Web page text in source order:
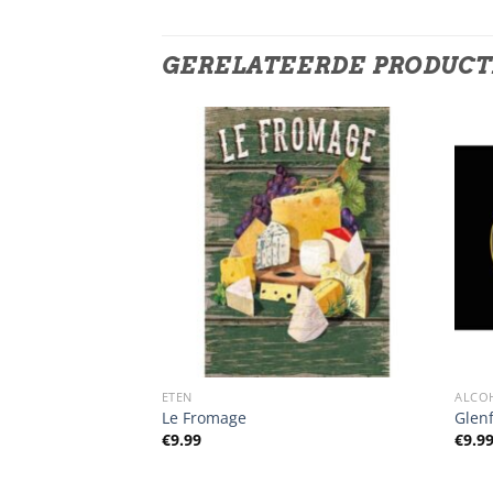
GERELATEERDE
ETEN
Le Fromage
€9.99
€